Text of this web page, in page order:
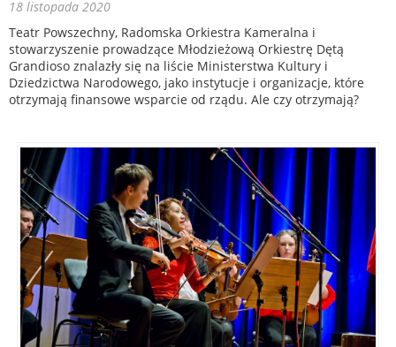
18 listopada 2020
Teatr Powszechny, Radomska Orkiestra Kameralna i
stowarzyszenie prowadzące Młodzieżową Orkiestrę Dętą
Grandioso znalazły się na liście Ministerstwa Kultury i
Dziedzictwa Narodowego, jako instytucje i organizacje, które
otrzymają finansowe wsparcie od rządu. Ale czy otrzymają?